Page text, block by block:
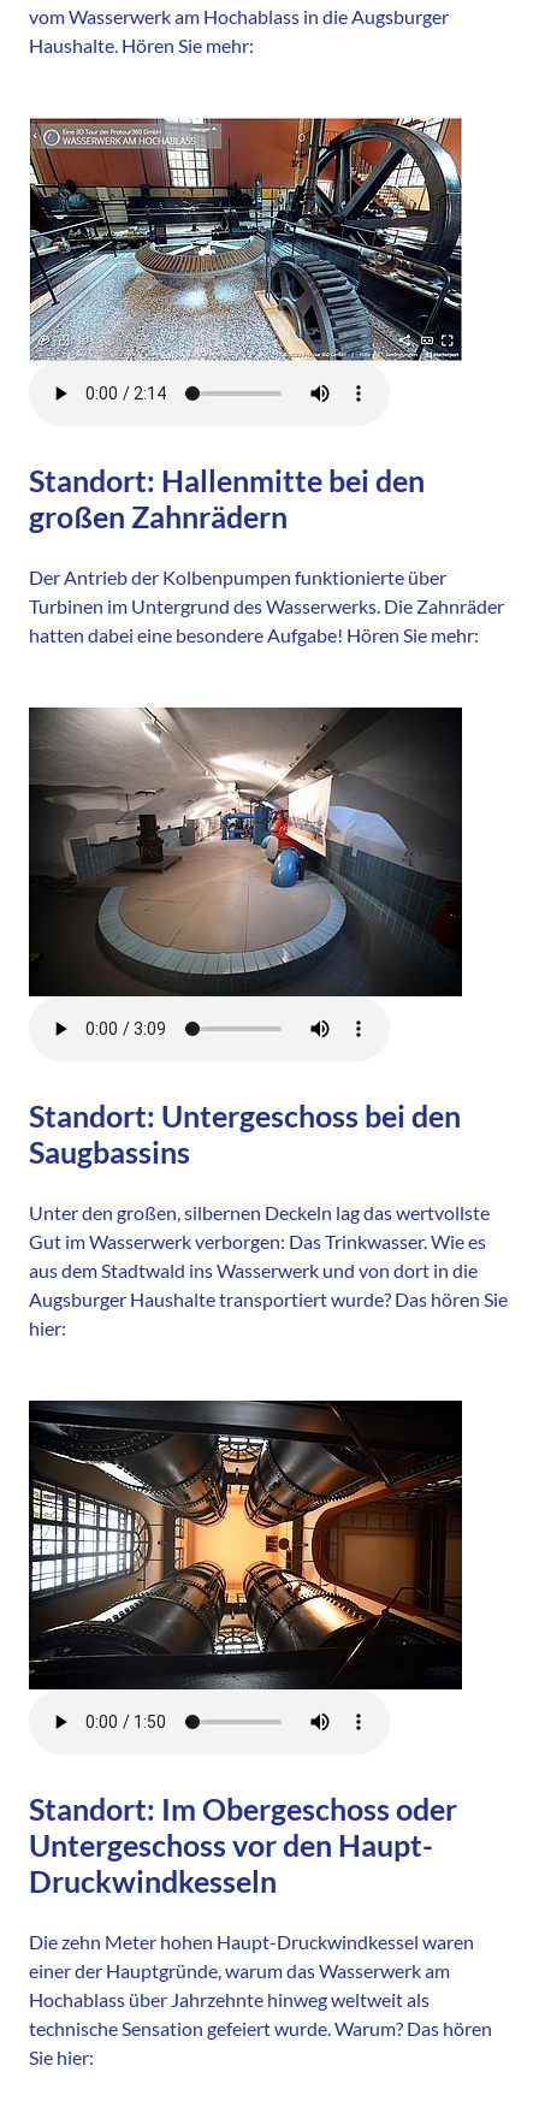
vom Wasserwerk am Hochablass in die Augsburger
Haushalte. Hören Sie mehr:
Standort: Hallenmitte bei den
großen Zahnrädern
Der Antrieb der Kolbenpumpen funktionierte über
Turbinen im Untergrund des Wasserwerks. Die Zahnräder
hatten dabei eine besondere Aufgabe! Hören Sie mehr:
Standort: Untergeschoss bei den
Saugbassins
Unter den großen, silbernen Deckeln lag das wertvollste
Gut im Wasserwerk verborgen: Das Trinkwasser. Wie es
aus dem Stadtwald ins Wasserwerk und von dort in die
Augsburger Haushalte transportiert wurde? Das hören Sie
hier:
Standort: Im Obergeschoss oder
Untergeschoss vor den Haupt-
Druckwindkesseln
Die zehn Meter hohen Haupt-Druckwindkessel waren
einer der Hauptgründe, warum das Wasserwerk am
Hochablass über Jahrzehnte hinweg weltweit als
technische Sensation gefeiert wurde. Warum? Das hören
Sie hier: